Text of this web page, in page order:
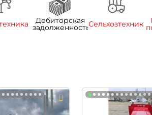
Дебиторская
задолженностьСельхозтехника